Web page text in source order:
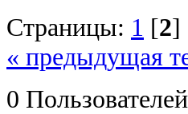
Страницы: 1 [2]
« предыдущая
0